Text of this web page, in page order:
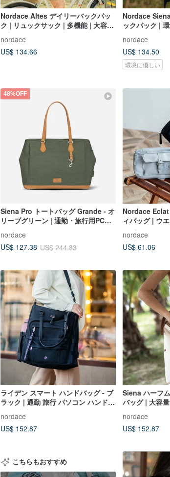
Nordace Altes デイリーバックパッ
ク | リュックサック | 多機能 | 大容量
nordace
US$ 134.66
Nordace
ックパック |
nordace
US$ 134.50
環境に優しい
48%OFF
Siena Pro トートバッグ Grande - オ
リーブグリーン | 通勤・旅行用PCバ
ッグ 大容量
nordace
US$ 127.38 US$ 244.83
Nordace
ィバッグ | ウ
水 | 環境配慮素
nordace
US$ 61.06
ライデン スマート ハンドバッグ - ブ
ラック | 通勤 旅行 パソコン ハンドバ
ッグ 大容量 防水
nordace
US$ 152.87
Siena ハーフ
バッグ | 大容
行 | 通勤
nordace
US$ 152.87
こちらもおすすめ